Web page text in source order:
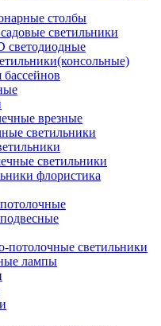
столбы
светильники
светодиодные
врезные
светильники
светильники
флористика
потолочные светильники
лампы